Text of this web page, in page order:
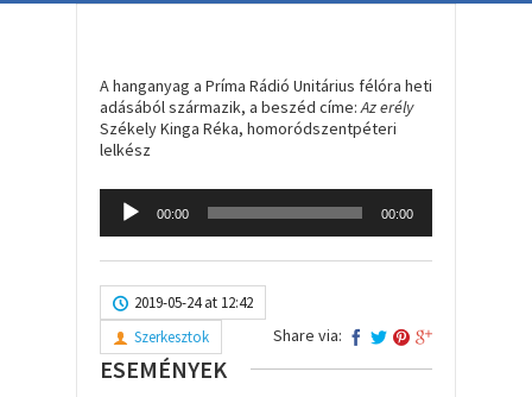
A hanganyag a Príma Rádió Unitárius félóra heti
adásából származik, a beszéd címe:Az erély
Székely Kinga Réka, homoródszentpéteri
lelkész
Audio
Player
00:00 00:00
2019-05-24 at 12:42
Szerkesztok
Share via:
ESEMÉNYEK